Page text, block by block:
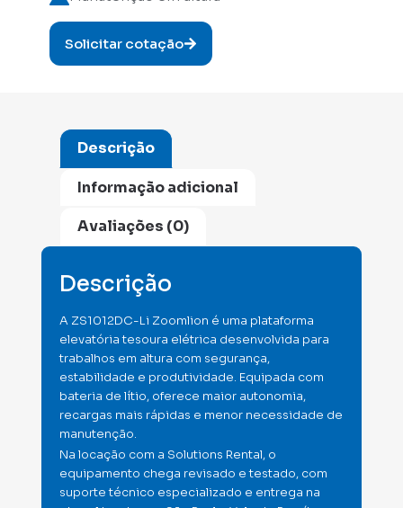
Solicitar cotação
Descrição
Informação adicional
Avaliações (0)
Descrição
A ZS1012DC-Li Zoomlion é uma plataforma
elevatória tesoura elétrica desenvolvida para
trabalhos em altura com segurança,
estabilidade e produtividade. Equipada com
bateria de lítio, oferece maior autonomia,
recargas mais rápidas e menor necessidade de
manutenção.
Na locação com a Solutions Rental, o
equipamento chega revisado e testado, com
suporte técnico especializado e entrega na